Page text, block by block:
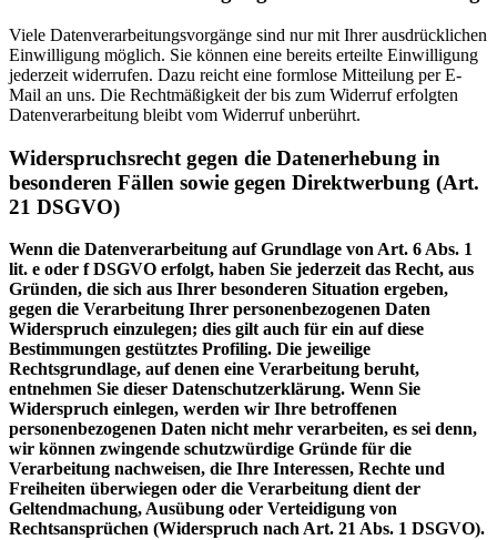
Viele Datenverarbeitungsvorgänge sind nur mit Ihrer ausdrücklichen
Einwilligung möglich. Sie können eine bereits erteilte Einwilligung
jederzeit widerrufen. Dazu reicht eine formlose Mitteilung per E-
Mail an uns. Die Rechtmäßigkeit der bis zum Widerruf erfolgten
Datenverarbeitung bleibt vom Widerruf unberührt.
Widerspruchsrecht gegen die Datenerhebung in
besonderen Fällen sowie gegen Direktwerbung (Art.
21 DSGVO)
Wenn die Datenverarbeitung auf Grundlage von Art. 6 Abs. 1
lit. e oder f DSGVO erfolgt, haben Sie jederzeit das Recht, aus
Gründen, die sich aus Ihrer besonderen Situation ergeben,
gegen die Verarbeitung Ihrer personenbezogenen Daten
Widerspruch einzulegen; dies gilt auch für ein auf diese
Bestimmungen gestütztes Profiling. Die jeweilige
Rechtsgrundlage, auf denen eine Verarbeitung beruht,
entnehmen Sie dieser Datenschutzerklärung. Wenn Sie
Widerspruch einlegen, werden wir Ihre betroffenen
personenbezogenen Daten nicht mehr verarbeiten, es sei denn,
wir können zwingende schutzwürdige Gründe für die
Verarbeitung nachweisen, die Ihre Interessen, Rechte und
Freiheiten überwiegen oder die Verarbeitung dient der
Geltendmachung, Ausübung oder Verteidigung von
Rechtsansprüchen (Widerspruch nach Art. 21 Abs. 1 DSGVO).